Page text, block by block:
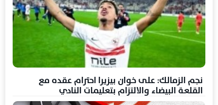
نجم الزمالك: على خوان بيزيرا احترام عقده مع
القلعة البيضاء والالتزام بتعليمات النادي